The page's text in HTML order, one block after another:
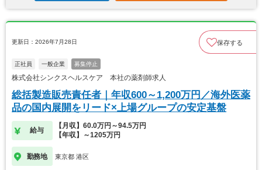
更新日：2026年7月28日 保存する
正社員 一般企業 募集停止
株式会社シンクスヘルスケア 本社の薬剤師求人
総括製造販売責任者｜年収600～1,200万円／海外医薬
品の国内展開をリード×上場グループの安定基盤
給与
【月収】60.0万円～94.5万円
【年収】～1205万円
勤務地 東京都 港区